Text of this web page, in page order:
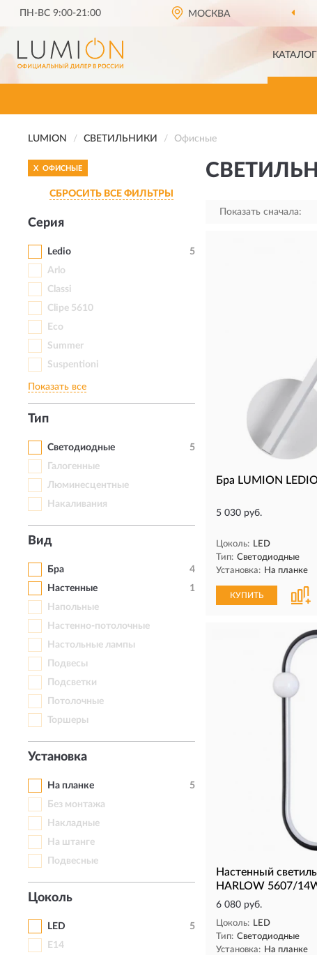
ПН-ВС 9:00-21:00 МОСКВА
КАТАЛОГ
LUMION СВЕТИЛЬНИКИ Офисные
X ОФИСНЫЕ
СБРОСИТЬ ВСЕ ФИЛЬТРЫ
Серия
Ledio
5
Arlo
Classi
Clipe 5610
Eco
Summer
Suspentioni
Показать все
Тип
Светодиодные
5
Галогенные
Люминесцентные
Накаливания
Вид
Бра
4
Настенные
1
Напольные
Настенно-потолочные
Настольные лампы
Подвесы
Подсветки
Потолочные
Торшеры
Установка
На планке
5
Без монтажа
Накладные
На штанге
Подвесные
Цоколь
LED
5
E14
Показать сначала:
Бра LUMION
5 030 руб.
Цоколь: LED
Тип: Светодиодные
Установка: На планке
КУПИТЬ
Настенный
HARLOW 5607/
6 080 руб.
Цоколь: LED
Тип: Светодиодные
Установка: На планке